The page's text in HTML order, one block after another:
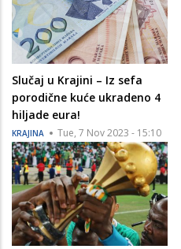
Slučaj u Krajini – Iz sefa
porodične kuće ukradeno 4
hiljade eura!
KRAJINA Tue, 7 Nov 2023 - 15:10